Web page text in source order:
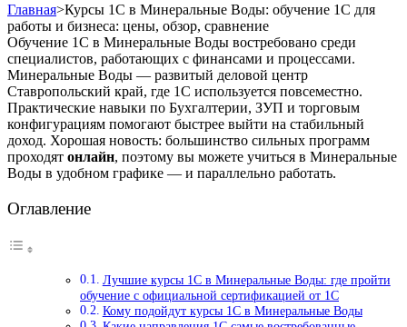
Главная>Курсы 1С в Минеральные Воды: обучение 1С для
работы и бизнеса: цены, обзор, сравнение
Обучение 1С в Минеральные Воды востребовано среди
специалистов, работающих с финансами и процессами.
Минеральные Воды — развитый деловой центр
Ставропольский край, где 1С используется повсеместно.
Практические навыки по Бухгалтерии, ЗУП и торговым
конфигурациям помогают быстрее выйти на стабильный
доход. Хорошая новость: большинство сильных программ
проходят онлайн, поэтому вы можете учиться в Минеральные
Воды в удобном графике — и параллельно работать.
Оглавление
Лучшие курсы 1С в Минеральные Воды: где пройти
обучение с официальной сертификацией от 1С
Кому подойдут курсы 1С в Минеральные Воды